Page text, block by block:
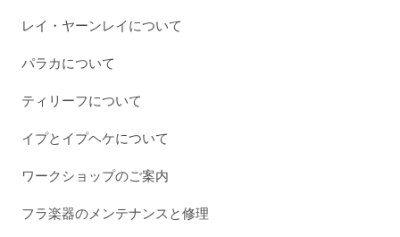
レイ・ヤーンレイについて
パラカについて
ティリーフについて
イプとイプヘケについて
ワークショップのご案内
フラ楽器のメンテナンスと修理